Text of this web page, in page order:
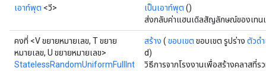
เอาท์พุต <วี> เป็นเอาท์พุต ()
ส่งกลับค่าแฮนเดิลสัญลักษณ์ของเทน
คงที่ <V ขยายหมายเลข, T ขยาย
หมายเลข, U ขยายหมายเลข>
StatelessRandomUniformFullInt
สร้าง ( ขอบเขต ขอบเขต รูปร่าง ตัวดำ
d)
วิธีการจากโรงงานเพื่อสร้างคลาสที่ร